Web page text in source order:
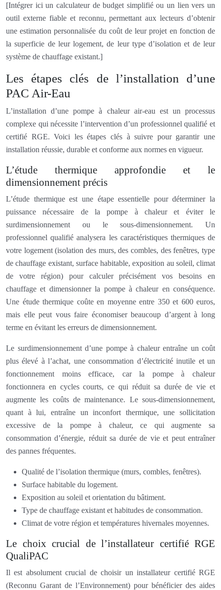
[Intégrer ici un calculateur de budget simplifié ou un lien vers un
outil externe fiable et reconnu, permettant aux lecteurs d’obtenir
une estimation personnalisée du coût de leur projet en fonction de
la superficie de leur logement, de leur type d’isolation et de leur
système de chauffage existant.]
Les étapes clés de l’installation d’une
PAC Air-Eau
L’installation d’une pompe à chaleur air-eau est un processus
complexe qui nécessite l’intervention d’un professionnel qualifié et
certifié RGE. Voici les étapes clés à suivre pour garantir une
installation réussie, durable et conforme aux normes en vigueur.
L’étude thermique approfondie et le
dimensionnement précis
L’étude thermique est une étape essentielle pour déterminer la
puissance nécessaire de la pompe à chaleur et éviter le
surdimensionnement ou le sous-dimensionnement. Un
professionnel qualifié analysera les caractéristiques thermiques de
votre logement (isolation des murs, des combles, des fenêtres, type
de chauffage existant, surface habitable, exposition au soleil, climat
de votre région) pour calculer précisément vos besoins en
chauffage et dimensionner la pompe à chaleur en conséquence.
Une étude thermique coûte en moyenne entre 350 et 600 euros,
mais elle peut vous faire économiser beaucoup d’argent à long
terme en évitant les erreurs de dimensionnement.
Le surdimensionnement d’une pompe à chaleur entraîne un coût
plus élevé à l’achat, une consommation d’électricité inutile et un
fonctionnement moins efficace, car la pompe à chaleur
fonctionnera en cycles courts, ce qui réduit sa durée de vie et
augmente les coûts de maintenance. Le sous-dimensionnement,
quant à lui, entraîne un inconfort thermique, une sollicitation
excessive de la pompe à chaleur, ce qui augmente sa
consommation d’énergie, réduit sa durée de vie et peut entraîner
des pannes fréquentes.
Qualité de l’isolation thermique (murs, combles, fenêtres).
Surface habitable du logement.
Exposition au soleil et orientation du bâtiment.
Type de chauffage existant et habitudes de consommation.
Climat de votre région et températures hivernales moyennes.
Le choix crucial de l’installateur certifié RGE
QualiPAC
Il est absolument crucial de choisir un installateur certifié RGE
(Reconnu Garant de l’Environnement) pour bénéficier des aides